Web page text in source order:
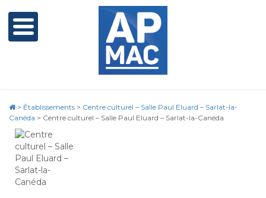
> Établissements > Centre culturel – Salle Paul Eluard – Sarlat-la-
Canéda > Centre culturel – Salle Paul Eluard – Sarlat-la-Canéda